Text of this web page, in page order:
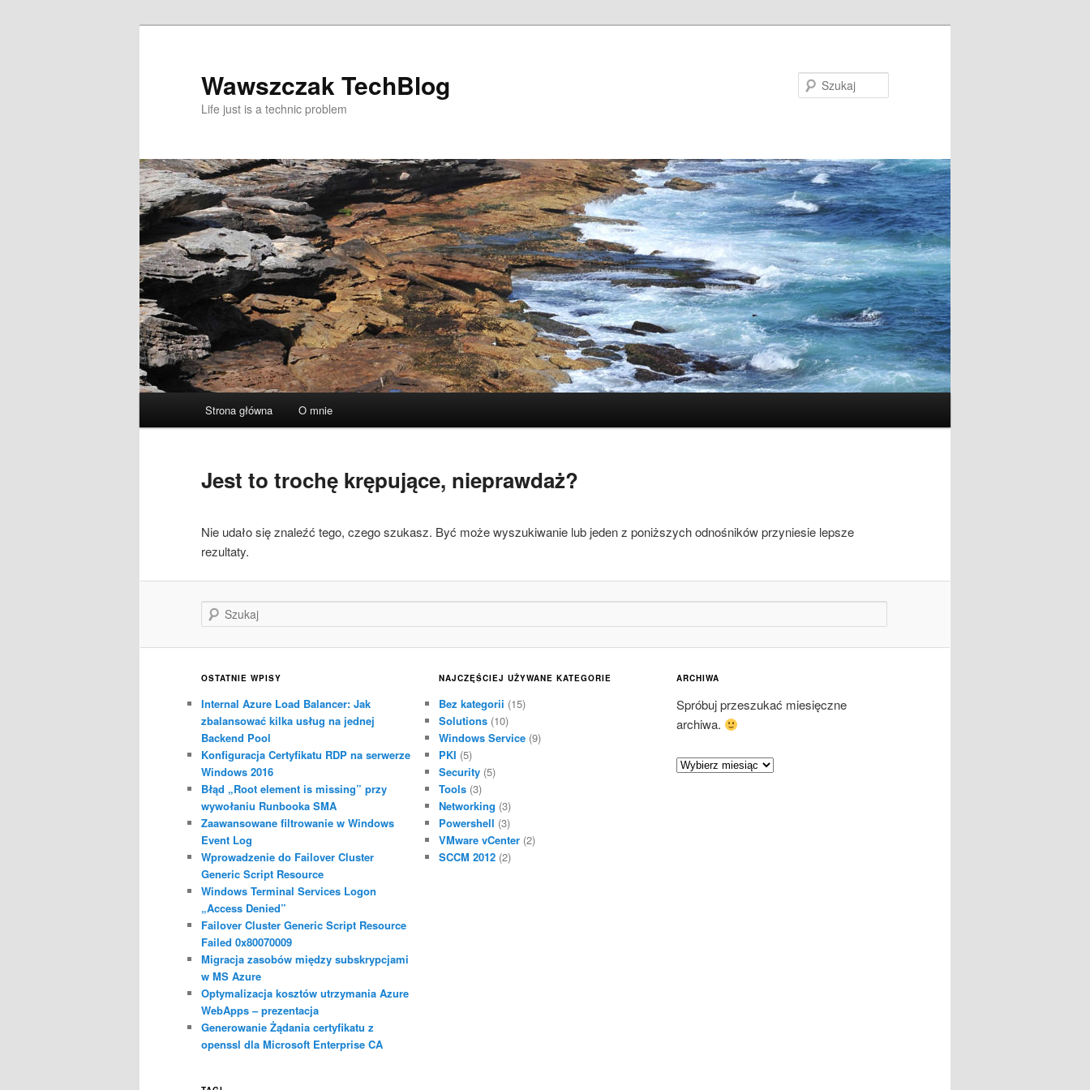
Wawszczak TechBlog
Life just is a technic problem
Strona główna O mnie
Jest to trochę krępujące, nieprawdaż?
Nie udało się znaleźć tego, czego szukasz. Być może wyszukiwanie lub jeden z poniższych odnośników przyniesie lepsze
rezultaty.
Szukaj
OSTATNIE WPISY
Internal Azure Load Balancer: Jak
zbalansować kilka usług na jednej
Backend Pool
Konfiguracja Certyfikatu RDP na serwerze
Windows 2016
Błąd „Root element is missing” przy
wywołaniu Runbooka SMA
Zaawansowane filtrowanie w Windows
Event Log
Wprowadzenie do Failover Cluster
Generic Script Resource
Windows Terminal Services Logon
„Access Denied”
Failover Cluster Generic Script Resource
Failed 0x80070009
Migracja zasobów między subskrypcjami
w MS Azure
Optymalizacja kosztów utrzymania Azure
WebApps – prezentacja
Generowanie Żądania certyfikatu z
openssl dla Microsoft Enterprise CA
NAJCZĘŚCIEJ UŻYWANE KATEGORIE
Bez kategorii (15)
Solutions(10)
Windows Service(9)
PKI (5)
Security(5)
Tools(3)
Networking (3)
Powershell (3)
VMware vCenter(2)
SCCM 2012(2)
ARCHIWA
Spróbuj przeszukać miesięczne
archiwa.
A